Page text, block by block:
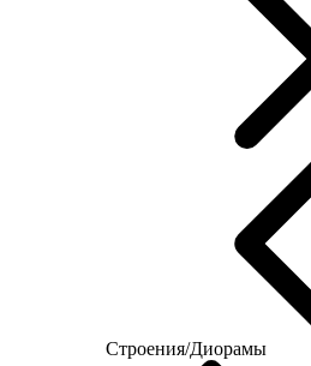
Строения/Диорамы